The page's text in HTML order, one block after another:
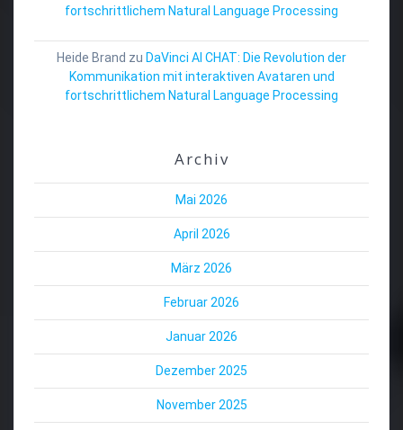
fortschrittlichem Natural Language Processing
Heide Brand zu DaVinci AI CHAT: Die Revolution der
Kommunikation mit interaktiven Avataren und
fortschrittlichem Natural Language Processing
Archiv
Mai 2026
April 2026
März 2026
Februar 2026
Januar 2026
Dezember 2025
November 2025